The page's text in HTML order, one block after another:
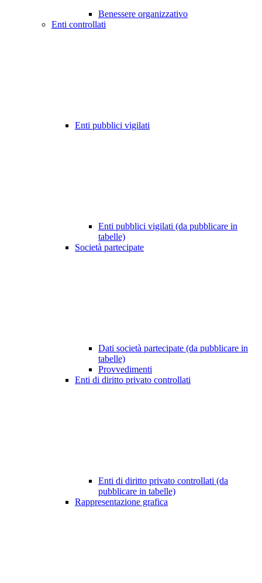
Benessere organizzativo
Enti controllati
Enti pubblici vigilati
Enti pubblici vigilati (da pubblicare in
tabelle)
Società partecipate
Dati società partecipate (da pubblicare in
tabelle)
Provvedimenti
Enti di diritto privato controllati
Enti di diritto privato controllati (da
pubblicare in tabelle)
Rappresentazione grafica